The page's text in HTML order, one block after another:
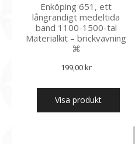
Enköping 651, ett
långrandigt medeltida
band 1100-1500-tal
Materialkit – brickvävning
⌘
199,00kr
Visa produkt